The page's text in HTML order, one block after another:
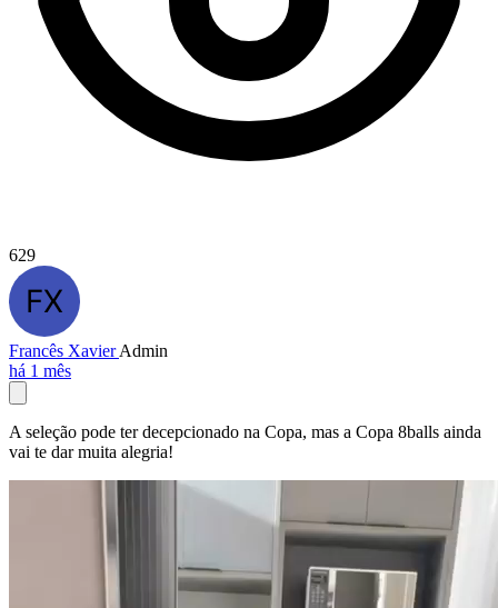
629
Francês XavierAdmin
há 1 mês
A seleção pode ter decepcionado na Copa, mas a Copa 8balls ainda
vai te dar muita alegria!